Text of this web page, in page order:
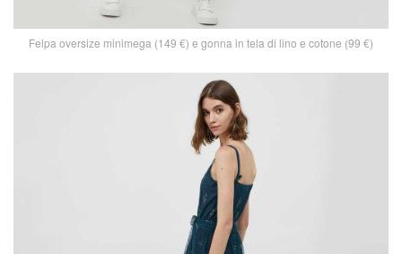
Felpa oversize minimega (149 €) e gonna in tela di lino e cotone (99 €)